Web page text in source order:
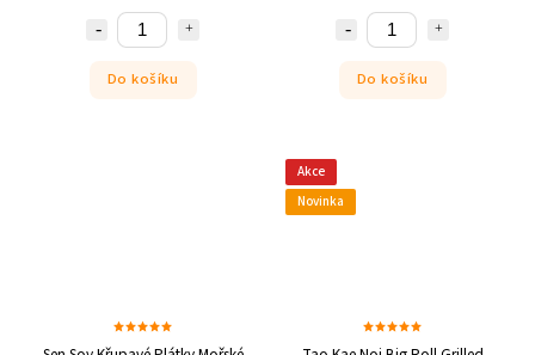
Do košíku Do košíku
Akce
Novinka